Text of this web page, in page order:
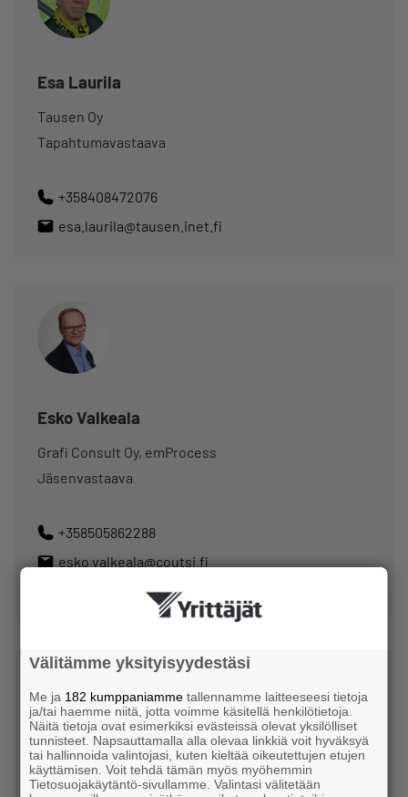
Esa Laurila
Tausen Oy
Tapahtumavastaava
+358408472076
esa.laurila@tausen.inet.fi
Esko Valkeala
Grafi Consult Oy, emProcess
Jäsenvastaava
+358505862288
esko.valkeala@coutsi.fi
Jenni Sundberg
Välitämme yksityisyydestäsi
Me ja 182 kumppaniamme tallennamme laitteeseesi tietoja
ja/tai haemme niitä, jotta voimme käsitellä henkilötietoja.
Näitä tietoja ovat esimerkiksi evästeissä olevat yksilölliset
tunnisteet. Napsauttamalla alla olevaa linkkiä voit hyväksyä
tai hallinnoida valintojasi, kuten kieltää oikeutettujen etujen
käyttämisen. Voit tehdä tämän myös myöhemmin
Tietosuojakäytäntö-sivullamme. Valintasi välitetään